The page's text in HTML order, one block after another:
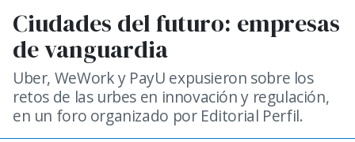
Ciudades del futuro: empresas
de vanguardia
Uber, WeWork y PayU expusieron sobre los
retos de las urbes en innovación y regulación,
en un foro organizado por Editorial Perfil.